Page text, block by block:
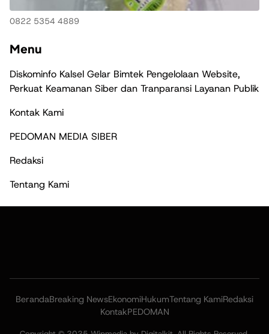
0822 5354 4889
Menu
Diskominfo Kalsel Gelar Bimtek Pengelolaan Website,
Perkuat Keamanan Siber dan Tranparansi Layanan Publik
Kontak Kami
PEDOMAN MEDIA SIBER
Redaksi
Tentang Kami
BerandaBreaking NewsEkonomiHukumTentang KamiRedaksi
KontakPEDOMAN